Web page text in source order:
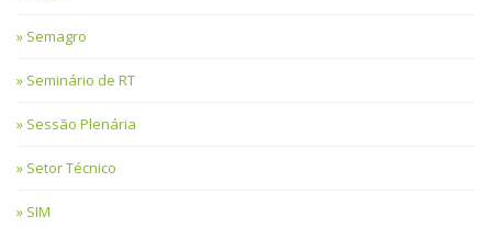
Semagro
Seminário de RT
Sessão Plenária
Setor Técnico
SIM